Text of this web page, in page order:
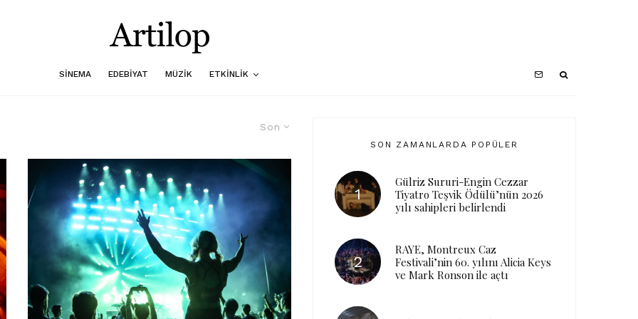
SINEMA EDEBIYAT MÜZIK ETKINLIK
Son
SON ZAMANLARDA POPÜLER
Gülriz Sururi-Engin Cezzar
Tiyatro Teşvik Ödülü’nün 2026
yılı sahipleri belirlendi
RAYE, Montreux Caz
Festivali’nin 60. yılını Alicia Keys
ve Mark Ronson ile açtı